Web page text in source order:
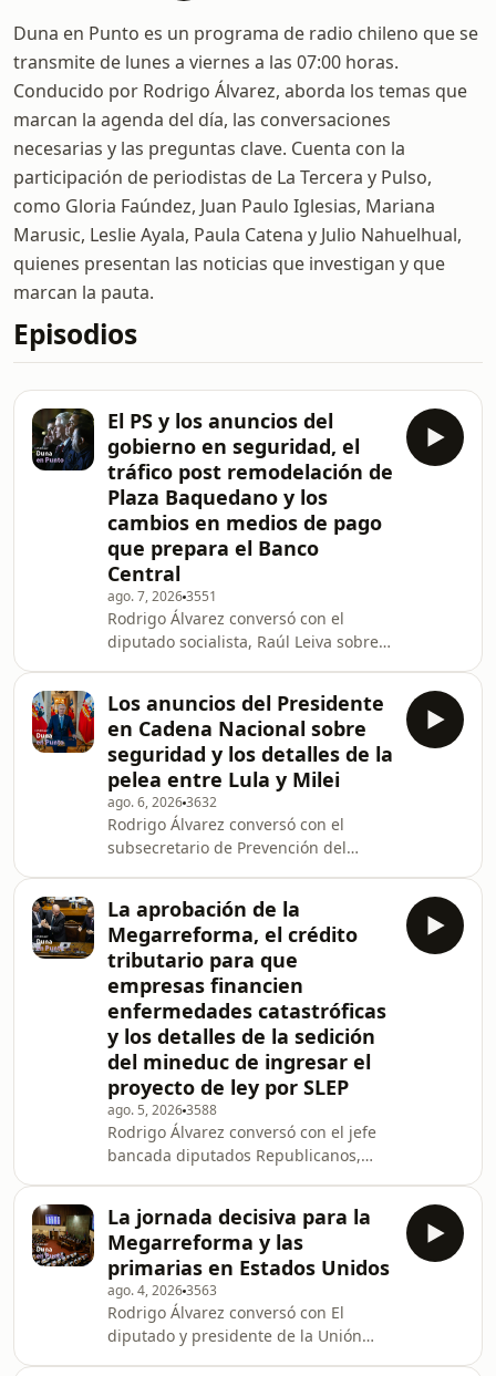
Duna en Punto es un programa de radio chileno que se
transmite de lunes a viernes a las 07:00 horas.
Conducido por Rodrigo Álvarez, aborda los temas que
marcan la agenda del día, las conversaciones
necesarias y las preguntas clave. Cuenta con la
participación de periodistas de La Tercera y Pulso,
como Gloria Faúndez, Juan Paulo Iglesias, Mariana
Marusic, Leslie Ayala, Paula Catena y Julio Nahuelhual,
quienes presentan las noticias que investigan y que
marcan la pauta.
Episodios
El PS y los anuncios del
gobierno en seguridad, el
tráfico post remodelación de
Plaza Baquedano y los
cambios en medios de pago
que prepara el Banco
Central
ago. 7, 20263551
Rodrigo Álvarez conversó con el
diputado socialista, Raúl Leiva sobre
Además, junto a los infiltrados,
Roberto Gálvez y Mariana Marusic
analizaron si se hicieron más rápidas
o más lentas las calles que rodean
Plaza Baquedano después de su
remodelación y los cambios en
medios de pago que prepara el Banco
Central.
Los anuncios del Presidente
en Cadena Nacional sobre
seguridad y los detalles de la
pelea entre Lula y Milei
ago. 6, 20263632
Rodrigo Álvarez conversó con el
subsecretario de Prevención del
Presidente José Antonio Kast en
Cadena Nacional, específicamente en
materia de seguridad. Además, junto
a los infiltrados Paula Catena y Juan
Pablo Iglesias hablaron sobre los
detalles de la pelea del presidente del
partido republicano con el Gobierno y
los detalle
La aprobación de la
Megarreforma, el crédito
tributario para que
empresas financien
enfermedades catastróficas
y los detalles de la sedición
del mineduc de ingresar el
proyecto de ley por SLEP
ago. 5, 20263588
Rodrigo Álvarez conversó con el jefe
bancada diputados Republicanos,
política, desde la aprobación de la
Megarreforma hasta la salida del
exsubsecretario de Hacienda y la
polémica por la compensación a los
municipios ante la exención de
contribuciones. Además, junto a los
infiltrados Mariana Marusic y Roberto
La jornada decisiva para la
Megarreforma y las
primarias en Estados Unidos
ago. 4, 20263563
Rodrigo Álvarez conversó con El
diputado y presidente de la Unión